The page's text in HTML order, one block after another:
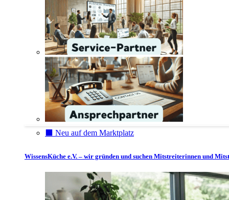
⬛️ Neu auf dem Marktplatz
WissensKüche e.V. – wir gründen und suchen Mitstreiterinnen und